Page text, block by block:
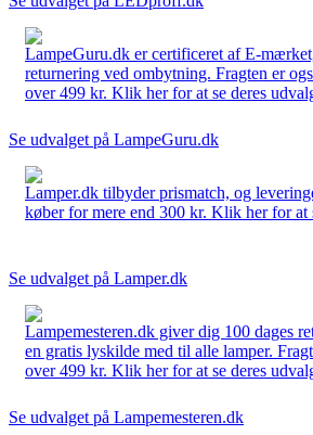
LampeGuru.dk er certificeret af E-
returnering ved ombytning. Fragten er
over 499 kr. Klik her for at se deres
Se udvalget på LampeGuru.dk
Lamper.dk tilbyder prismatch, og
køber for mere end 300 kr. Klik her for at
Se udvalget på Lamper.dk
Lampemesteren.dk giver dig 100 dages
en gratis lyskilde med til alle lamper.
over 499 kr. Klik her for at se deres
Se udvalget på Lampemesteren.dk